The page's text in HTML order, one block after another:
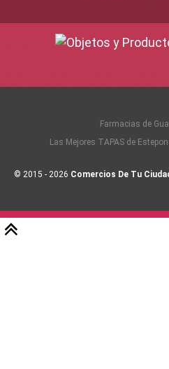
Farmacias de
Las Mejores TAPAS de
© 2015 - 2026 Comercios De Tu